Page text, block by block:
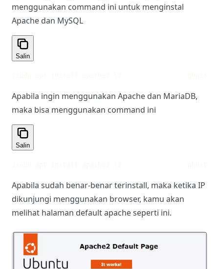
menggunakan command ini untuk menginstal
Apache dan MySQL
Salin
Apabila ingin menggunakan Apache dan MariaDB,
maka bisa menggunakan command ini
Salin
Apabila sudah benar-benar terinstall, maka ketika IP
dikunjungi menggunakan browser, kamu akan
melihat halaman default apache seperti ini.